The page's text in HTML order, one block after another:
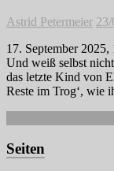
Astrid Petermeier
17. September
Und weiß selbst
das letzte Kind von
Reste im Trog‘, wie
Seiten